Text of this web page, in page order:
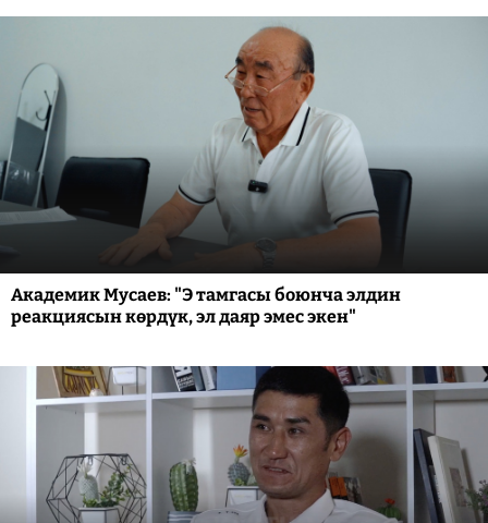
Академик Мусаев: "Э тамгасы боюнча элдин
реакциясын көрдүк, эл даяр эмес экен"